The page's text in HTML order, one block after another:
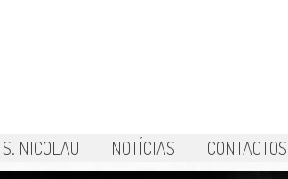
S. NICOLAU NOTÍCIAS CONTACTOS